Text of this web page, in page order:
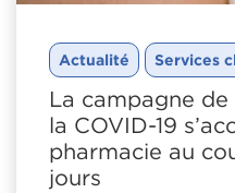
Actualité Services
La campagne
la COVID-19
pharmacie au
jours